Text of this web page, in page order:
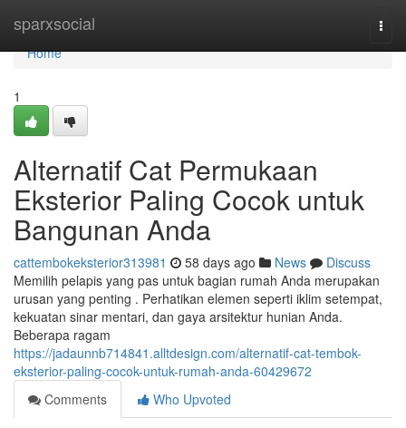
sparxsocial
Home
Home
1
Alternatif Cat Permukaan
Eksterior Paling Cocok untuk
Bangunan Anda
cattembokeksterior313981 58 days ago News
Discuss
Memilih pelapis yang pas untuk bagian rumah Anda merupakan
urusan yang penting . Perhatikan elemen seperti iklim setempat,
kekuatan sinar mentari, dan gaya arsitektur hunian Anda.
Beberapa ragam
https://jadaunnb714841.alltdesign.com/alternatif-cat-tembok-
eksterior-paling-cocok-untuk-rumah-anda-60429672
Comments
Who Upvoted